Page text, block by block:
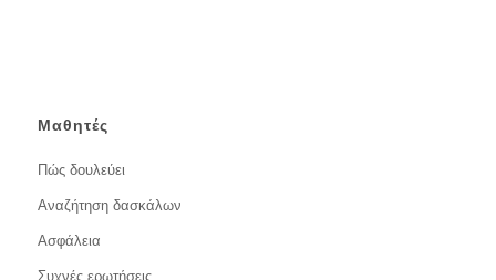
Μαθητές
Πώς δουλεύει
Αναζήτηση δασκάλων
Ασφάλεια
Συχνές ερωτήσεις